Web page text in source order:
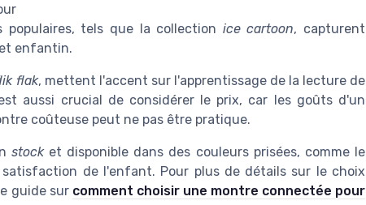
tels que la collection ice cartoon, capturent
enfantin.
flak, mettent l'accent sur l'apprentissage de la lecture de
aussi crucial de considérer le prix, car les goûts d'un
coûteuse peut ne pas être pratique.
stocket disponible dans des couleurs prisées, comme le
de l'enfant. Pour plus de détails sur le choix
guide sur comment choisir une montre connectée pour